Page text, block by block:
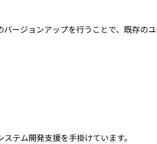
ージョンアップを行うことで、既存の
テム開発支援を手掛けています。